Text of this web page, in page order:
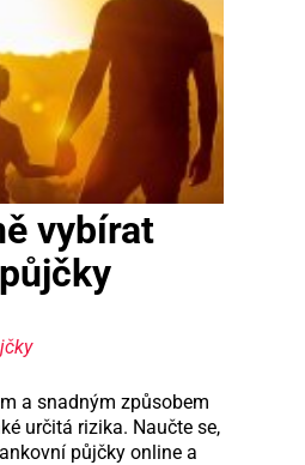
vybírat
a snadným způsobem
určitá rizika. Naučte se,
půjčky online a